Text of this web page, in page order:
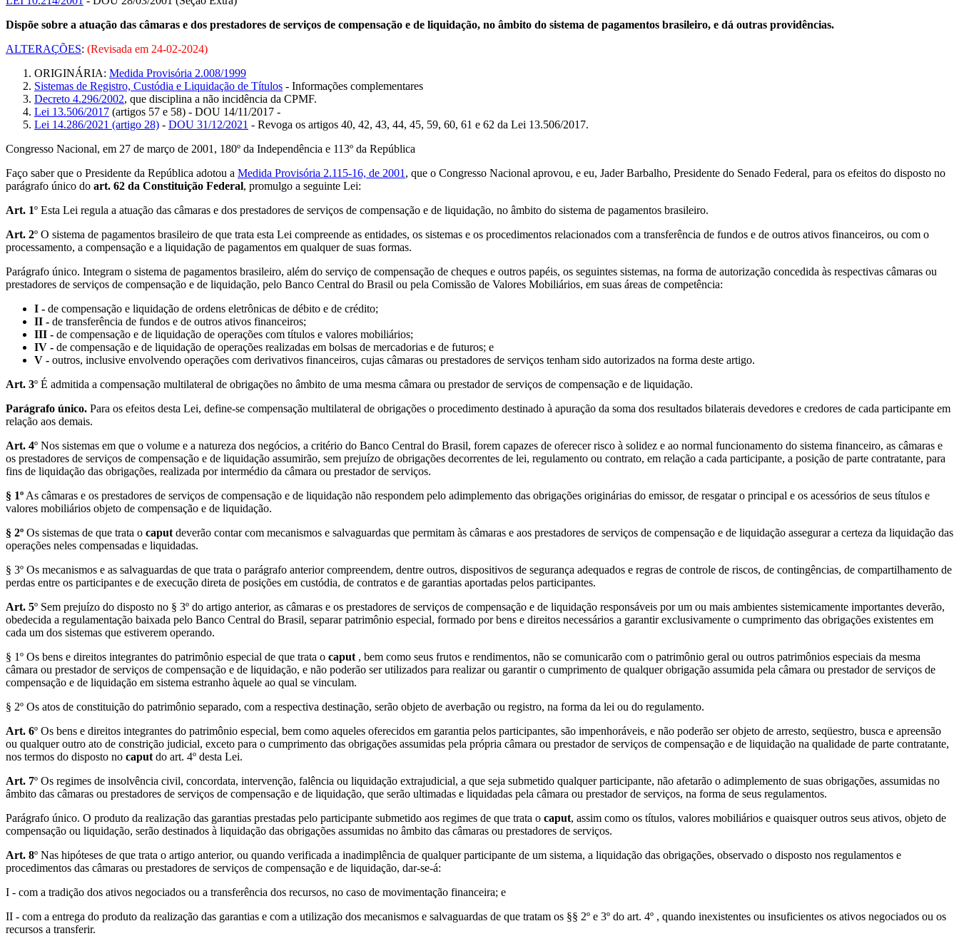
Dispõe sobre a atuação das câmaras e dos prestadores de serviços de compensação e de liquidação, no âmbito do sistema de pagamentos brasileiro, e dá outras providências.
ALTERAÇÕES: (Revisada em 24-02-2024)
ORIGINÁRIA: Medida Provisória 2.008/1999
Sistemas de Registro, Custódia e Liquidação de Títulos - Informações complementares
Decreto 4.296/2002, que disciplina a não incidência da CPMF.
Lei 13.506/2017 (artigos 57 e 58) - DOU 14/11/2017 -
Lei 14.286/2021 (artigo 28) - DOU 31/12/2021 - Revoga os artigos 40, 42, 43, 44, 45, 59, 60, 61 e 62 da Lei 13.506/2017.
Congresso Nacional, em 27 de março de 2001, 180º da Independência e 113º da República
Faço saber que o Presidente da República adotou a Medida Provisória 2.115-16, de 2001 , que o Congresso Nacional aprovou, e eu, Jader Barbalho, Presidente do Senado Federal, para os efeitos do disposto no
parágrafo único do art. 62 da Constituição Federal, promulgo a seguinte Lei:
Art. 1º Esta Lei regula a atuação das câmaras e dos prestadores de serviços de compensação e de liquidação, no âmbito do sistema de pagamentos brasileiro.
Art. 2º O sistema de pagamentos brasileiro de que trata esta Lei compreende as entidades, os sistemas e os procedimentos relacionados com a transferência de fundos e de outros ativos financeiros, ou com o
processamento, a compensação e a liquidação de pagamentos em qualquer de suas formas.
Parágrafo único. Integram o sistema de pagamentos brasileiro, além do serviço de compensação de cheques e outros papéis, os seguintes sistemas, na forma de autorização concedida às respectivas câmaras ou
prestadores de serviços de compensação e de liquidação, pelo Banco Central do Brasil ou pela Comissão de Valores Mobiliários, em suas áreas de competência:
I - de compensação e liquidação de ordens eletrônicas de débito e de crédito;
II - de transferência de fundos e de outros ativos financeiros;
III - de compensação e de liquidação de operações com títulos e valores mobiliários;
IV - de compensação e de liquidação de operações realizadas em bolsas de mercadorias e de futuros; e
V - outros, inclusive envolvendo operações com derivativos financeiros, cujas câmaras ou prestadores de serviços tenham sido autorizados na forma deste artigo.
Art. 3º É admitida a compensação multilateral de obrigações no âmbito de uma mesma câmara ou prestador de serviços de compensação e de liquidação.
Parágrafo único. Para os efeitos desta Lei, define-se compensação multilateral de obrigações o procedimento destinado à apuração da soma dos resultados bilaterais devedores e credores de cada participante em
relação aos demais.
Art. 4º Nos sistemas em que o volume e a natureza dos negócios, a critério do Banco Central do Brasil, forem capazes de oferecer risco à solidez e ao normal funcionamento do sistema financeiro, as câmaras e
os prestadores de serviços de compensação e de liquidação assumirão, sem prejuízo de obrigações decorrentes de lei, regulamento ou contrato, em relação a cada participante, a posição de parte contratante, para
fins de liquidação das obrigações, realizada por intermédio da câmara ou prestador de serviços.
§ 1º As câmaras e os prestadores de serviços de compensação e de liquidação não respondem pelo adimplemento das obrigações originárias do emissor, de resgatar o principal e os acessórios de seus títulos e
valores mobiliários objeto de compensação e de liquidação.
§ 2º Os sistemas de que trata o caput deverão contar com mecanismos e salvaguardas que permitam às câmaras e aos prestadores de serviços de compensação e de liquidação assegurar a certeza da liquidação das
operações neles compensadas e liquidadas.
§ 3º Os mecanismos e as salvaguardas de que trata o parágrafo anterior compreendem, dentre outros, dispositivos de segurança adequados e regras de controle de riscos, de contingências, de compartilhamento de
perdas entre os participantes e de execução direta de posições em custódia, de contratos e de garantias aportadas pelos participantes.
Art. 5º Sem prejuízo do disposto no § 3º do artigo anterior, as câmaras e os prestadores de serviços de compensação e de liquidação responsáveis por um ou mais ambientes sistemicamente importantes deverão,
obedecida a regulamentação baixada pelo Banco Central do Brasil, separar patrimônio especial, formado por bens e direitos necessários a garantir exclusivamente o cumprimento das obrigações existentes em
cada um dos sistemas que estiverem operando.
§ 1º Os bens e direitos integrantes do patrimônio especial de que trata o caput , bem como seus frutos e rendimentos, não se comunicarão com o patrimônio geral ou outros patrimônios especiais da mesma
câmara ou prestador de serviços de compensação e de liquidação, e não poderão ser utilizados para realizar ou garantir o cumprimento de qualquer obrigação assumida pela câmara ou prestador de serviços de
compensação e de liquidação em sistema estranho àquele ao qual se vinculam.
§ 2º Os atos de constituição do patrimônio separado, com a respectiva destinação, serão objeto de averbação ou registro, na forma da lei ou do regulamento.
Art. 6º Os bens e direitos integrantes do patrimônio especial, bem como aqueles oferecidos em garantia pelos participantes, são impenhoráveis, e não poderão ser objeto de arresto, seqüestro, busca e apreensão
ou qualquer outro ato de constrição judicial, exceto para o cumprimento das obrigações assumidas pela própria câmara ou prestador de serviços de compensação e de liquidação na qualidade de parte contratante,
nos termos do disposto no caput do art. 4º desta Lei.
Art. 7º Os regimes de insolvência civil, concordata, intervenção, falência ou liquidação extrajudicial, a que seja submetido qualquer participante, não afetarão o adimplemento de suas obrigações, assumidas no
âmbito das câmaras ou prestadores de serviços de compensação e de liquidação, que serão ultimadas e liquidadas pela câmara ou prestador de serviços, na forma de seus regulamentos.
Parágrafo único. O produto da realização das garantias prestadas pelo participante submetido aos regimes de que trata o caput, assim como os títulos, valores mobiliários e quaisquer outros seus ativos, objeto de
compensação ou liquidação, serão destinados à liquidação das obrigações assumidas no âmbito das câmaras ou prestadores de serviços.
Art. 8º Nas hipóteses de que trata o artigo anterior, ou quando verificada a inadimplência de qualquer participante de um sistema, a liquidação das obrigações, observado o disposto nos regulamentos e
procedimentos das câmaras ou prestadores de serviços de compensação e de liquidação, dar-se-á:
I - com a tradição dos ativos negociados ou a transferência dos recursos, no caso de movimentação financeira; e
II - com a entrega do produto da realização das garantias e com a utilização dos mecanismos e salvaguardas de que tratam os §§ 2º e 3º do art. 4º , quando inexistentes ou insuficientes os ativos negociados ou os
recursos a transferir.